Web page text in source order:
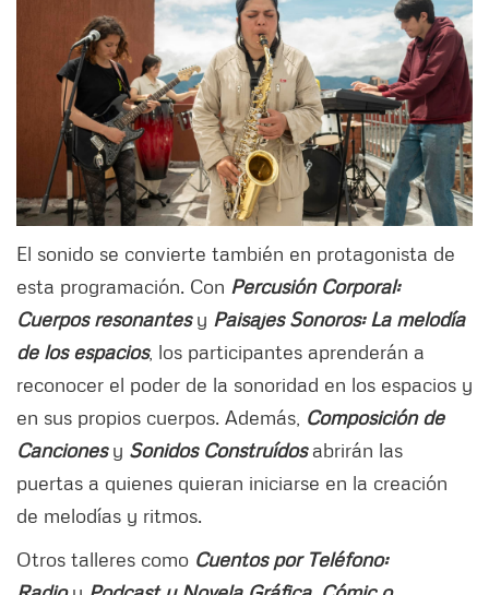
El sonido se convierte también en protagonista de
esta programación. Con Percusión Corporal:
Cuerpos resonantesy Paisajes Sonoros: La melodía
de los espacios, los participantes aprenderán a
reconocer el poder de la sonoridad en los espacios y
en sus propios cuerpos. Además, Composición de
Cancionesy Sonidos Construídos abrirán las
puertas a quienes quieran iniciarse en la creación
de melodías y ritmos.
Otros talleres como Cuentos por Teléfono: